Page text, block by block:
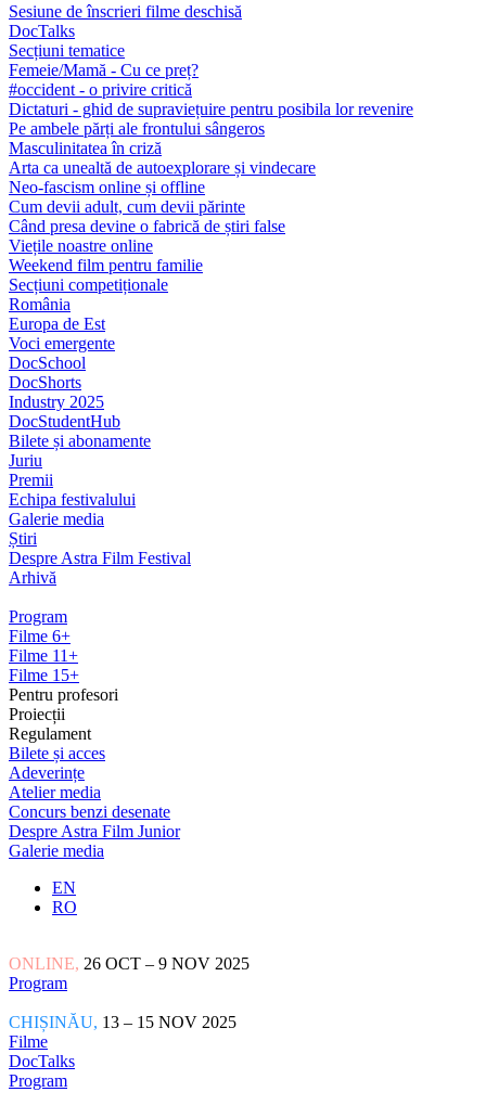
Sesiune de înscrieri filme deschisă
DocTalks
Secțiuni tematice
Femeie/Mamă - Cu ce preț?
#occident - o privire critică
Dictaturi - ghid de supraviețuire pentru posibila lor revenire
Pe ambele părți ale frontului sângeros
Masculinitatea în criză
Arta ca unealtă de autoexplorare și vindecare
Neo-fascism online și offline
Cum devii adult, cum devii părinte
Când presa devine o fabrică de știri false
Viețile noastre online
Weekend film pentru familie
Secțiuni competiționale
România
Europa de Est
Voci emergente
DocSchool
DocShorts
Industry 2025
DocStudentHub
Bilete și abonamente
Juriu
Premii
Echipa festivalului
Galerie media
Știri
Despre Astra Film Festival
Arhivă
Program
Filme 6+
Filme 11+
Filme 15+
Pentru profesori
Proiecții
Regulament
Bilete și acces
Adeverințe
Atelier media
Concurs benzi desenate
Despre Astra Film Junior
Galerie media
EN
RO
ONLINE, 26 OCT – 9 NOV 2025
Program
CHIȘINĂU, 13 – 15 NOV 2025
Filme
DocTalks
Program